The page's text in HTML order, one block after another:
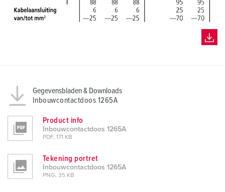
Gegevensbladen & Downloads
Inbouwcontactdoos 1265A
Product info
Inbouwcontactdoos 1265A
PDF, 171 KB
Tekening portret
Inbouwcontactdoos 1265A
PNG, 35 KB